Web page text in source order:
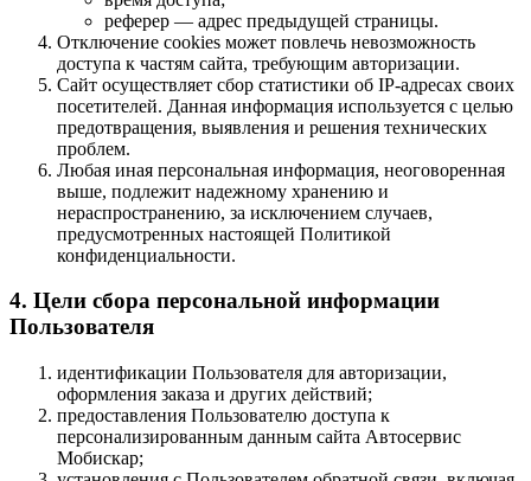
реферер — адрес предыдущей страницы.
Отключение cookies может повлечь невозможность
доступа к частям сайта, требующим авторизации.
Сайт осуществляет сбор статистики об IP-адресах своих
посетителей. Данная информация используется с целью
предотвращения, выявления и решения технических
проблем.
Любая иная персональная информация, неоговоренная
выше, подлежит надежному хранению и
нераспространению, за исключением случаев,
предусмотренных настоящей Политикой
конфиденциальности.
4. Цели сбора персональной информации
Пользователя
идентификации Пользователя для авторизации,
оформления заказа и других действий;
предоставления Пользователю доступа к
персонализированным данным сайта Автосервис
Мобискар;